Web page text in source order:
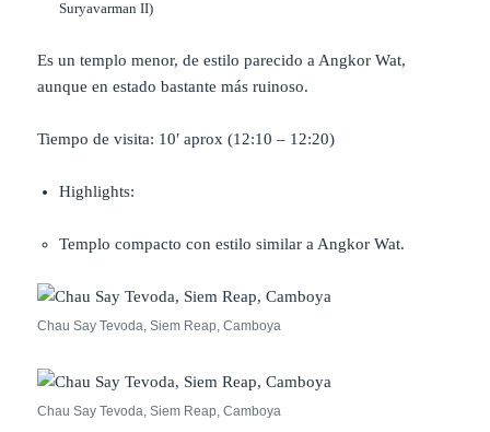
Suryavarman II)
Es un templo menor, de estilo parecido a Angkor Wat,
aunque en estado bastante más ruinoso.
Tiempo de visita: 10′ aprox (12:10 – 12:20)
Highlights:
Templo compacto con estilo similar a Angkor Wat.
Chau Say Tevoda, Siem Reap, Camboya
Chau Say Tevoda, Siem Reap, Camboya